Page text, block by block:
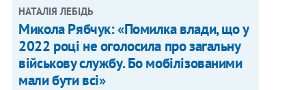
НАТАЛІЯ ЛЕБІДЬ
Микола Рябчук: «Помилка влади, що у
2022 році не оголосила про загальну
військову службу. Бо мобілізованими
мали бути всі»